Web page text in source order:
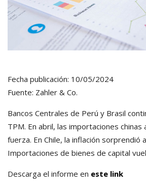
Fecha publicación: 10/05/2024
Fuente: Zahler & Co.
Bancos Centrales de Perú y Brasil
TPM. En abril, las importaciones chinas
fuerza. En Chile, la inflación sorprendió
Importaciones de bienes de capital
Descarga el informe en este link